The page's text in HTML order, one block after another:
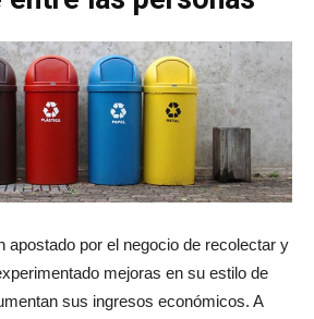
apostado por el negocio de recolectar y
mejoras en su estilo de
sus ingresos económicos. A